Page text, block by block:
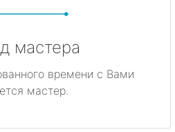
мастера
времени с Вами
мастер.